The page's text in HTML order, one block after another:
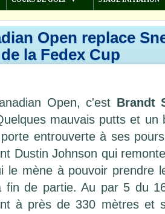
Open replace
la Fedex Cup
Open, c'est Brandt
mauvais putts et un
entrouverte à ses
Dustin Johnson qui
le mène à pouvoir prendre
fin de partie. Au par 5 du
à près de 330 mètres et